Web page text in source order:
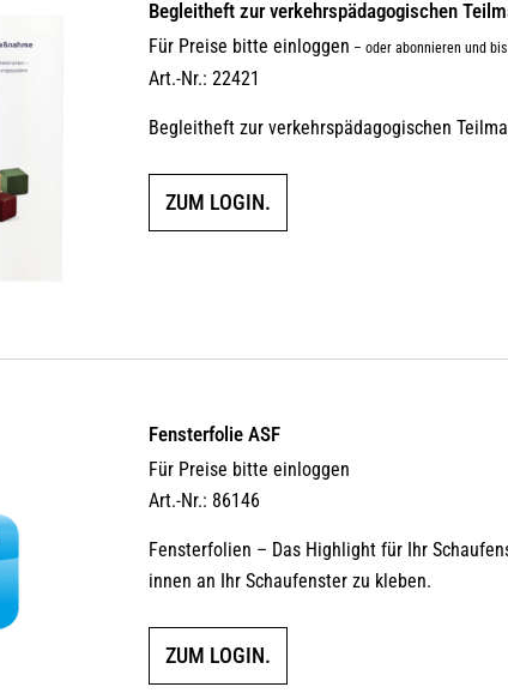
Begleitheft zur verkehrs­päda­gogi­schen
Für Preise bitte einloggen – oder abonnieren und bis
Art.-Nr.: 22421
Begleitheft zur verkehrspädagogischen
ZUM LOGIN.
Fensterfolie ASF
Für Preise bitte einloggen
Art.-Nr.: 86146
Fensterfolien – Das Highlight für Ihr
innen an Ihr Schaufenster zu kleben.
ZUM LOGIN.